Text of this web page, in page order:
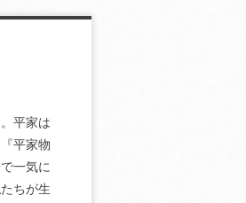
平家は
平家物
一気に
ちが生